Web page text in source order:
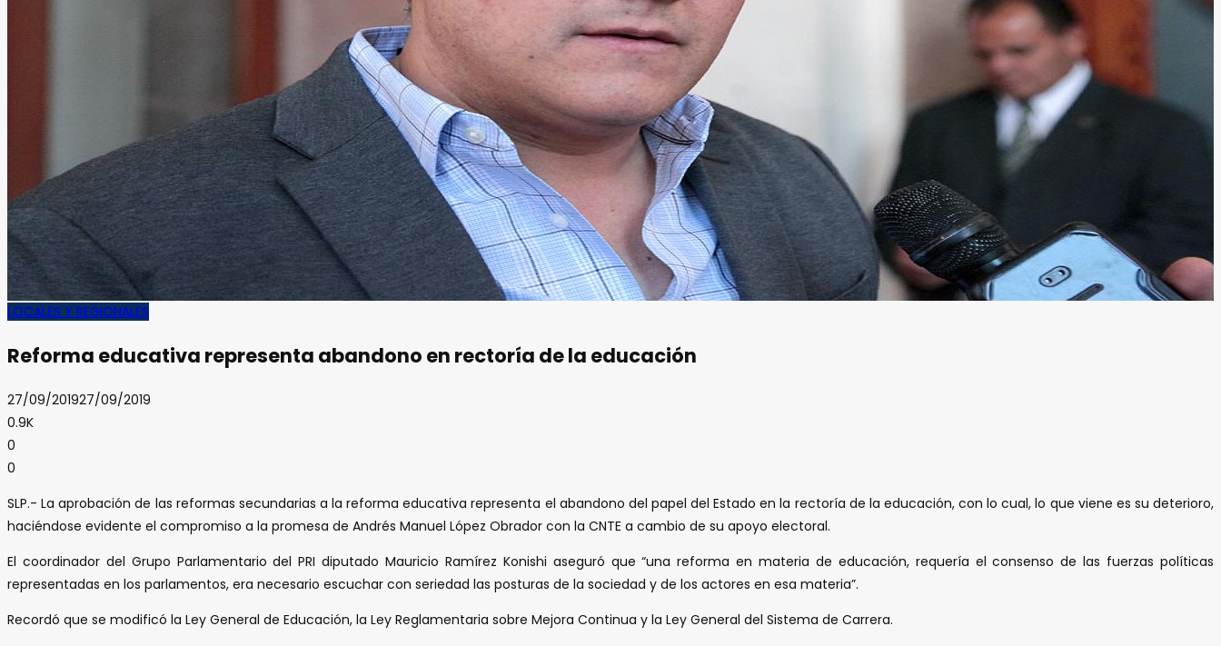
LOCALES Y REGIONALES
Reforma educativa representa abandono en rectoría de la educación
27/09/201927/09/2019
0.9K
0
0
SLP.- La aprobación de las reformas secundarias a la reforma educativa representa el abandono del papel del Estado en la rectoría de la educación, con lo cual, lo que viene es su deterioro,
haciéndose evidente el compromiso a la promesa de Andrés Manuel López Obrador con la CNTE a cambio de su apoyo electoral.
El coordinador del Grupo Parlamentario del PRI diputado Mauricio Ramírez Konishi aseguró que “una reforma en materia de educación, requería el consenso de las fuerzas políticas
representadas en los parlamentos, era necesario escuchar con seriedad las posturas de la sociedad y de los actores en esa materia”.
Recordó que se modificó la Ley General de Educación, la Ley Reglamentaria sobre Mejora Continua y la Ley General del Sistema de Carrera.